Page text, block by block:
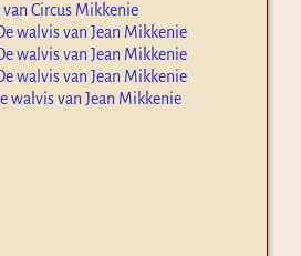
Circus Mikkenie
walvis van Jean Mikkenie
walvis van Jean Mikkenie
walvis van Jean Mikkenie
walvis van Jean Mikkenie